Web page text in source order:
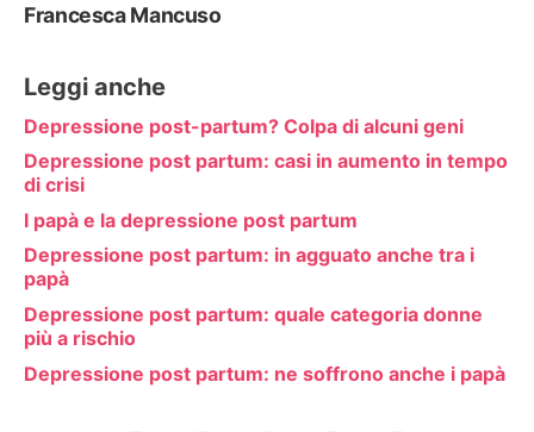
Francesca Mancuso
Leggi anche
Depressione post-partum? Colpa di alcuni geni
Depressione post partum: casi in aumento in tempo
di crisi
I papà e la depressione post partum
Depressione post partum: in agguato anche tra i
papà
Depressione post partum: quale categoria donne
più a rischio
Depressione post partum: ne soffrono anche i papà